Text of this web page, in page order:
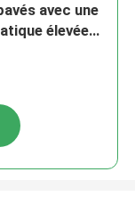
avec une
élevée